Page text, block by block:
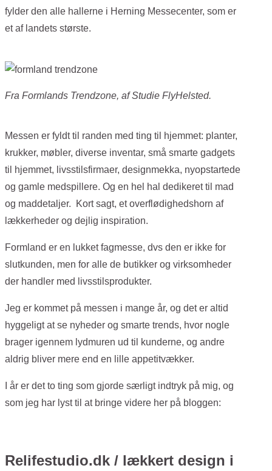
fylder den alle hallerne i Herning Messecenter, som er
et af landets største.
Fra Formlands Trendzone, af Studie FlyHelsted.
Messen er fyldt til randen med ting til hjemmet: planter,
krukker, møbler, diverse inventar, små smarte gadgets
til hjemmet, livsstilsfirmaer, designmekka, nyopstartede
og gamle medspillere. Og en hel hal dedikeret til mad
og maddetaljer. Kort sagt, et overflødighedshorn af
lækkerheder og dejlig inspiration.
Formland er en lukket fagmesse, dvs den er ikke for
slutkunden, men for alle de butikker og virksomheder
der handler med livsstilsprodukter.
Jeg er kommet på messen i mange år, og det er altid
hyggeligt at se nyheder og smarte trends, hvor nogle
brager igennem lydmuren ud til kunderne, og andre
aldrig bliver mere end en lille appetitvækker.
I år er det to ting som gjorde særligt indtryk på mig, og
som jeg har lyst til at bringe videre her på bloggen:
Relifestudio.dk / lækkert design i